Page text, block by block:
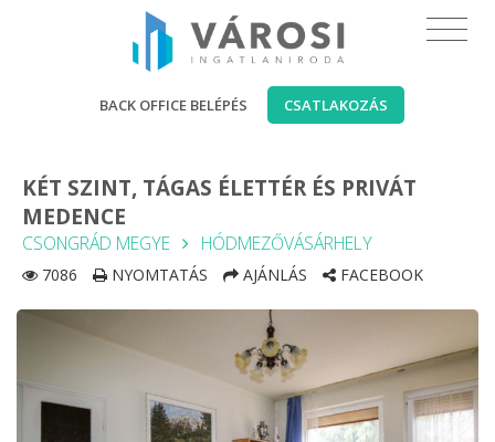
BACK OFFICE BELÉPÉS CSATLAKOZÁS
KÉT SZINT, TÁGAS ÉLETTÉR ÉS PRIVÁT
MEDENCE
CSONGRÁD MEGYE HÓDMEZŐVÁSÁRHELY
7086 NYOMTATÁS AJÁNLÁS FACEBOOK